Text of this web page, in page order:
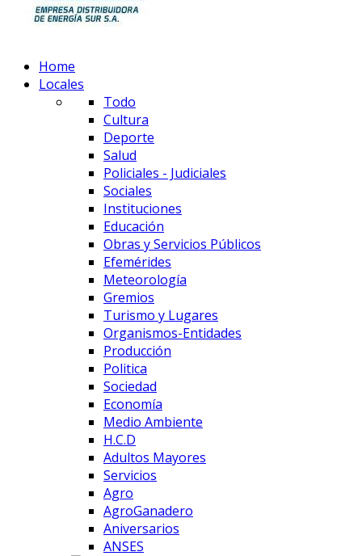
Home
Locales
Todo
Cultura
Deporte
Salud
Policiales - Judiciales
Sociales
Instituciones
Educación
Obras y Servicios Públicos
Efemérides
Meteorología
Gremios
Turismo y Lugares
Organismos-Entidades
Producción
Politica
Sociedad
Economía
Medio Ambiente
H.C.D
Adultos Mayores
Servicios
Agro
AgroGanadero
Aniversarios
ANSES